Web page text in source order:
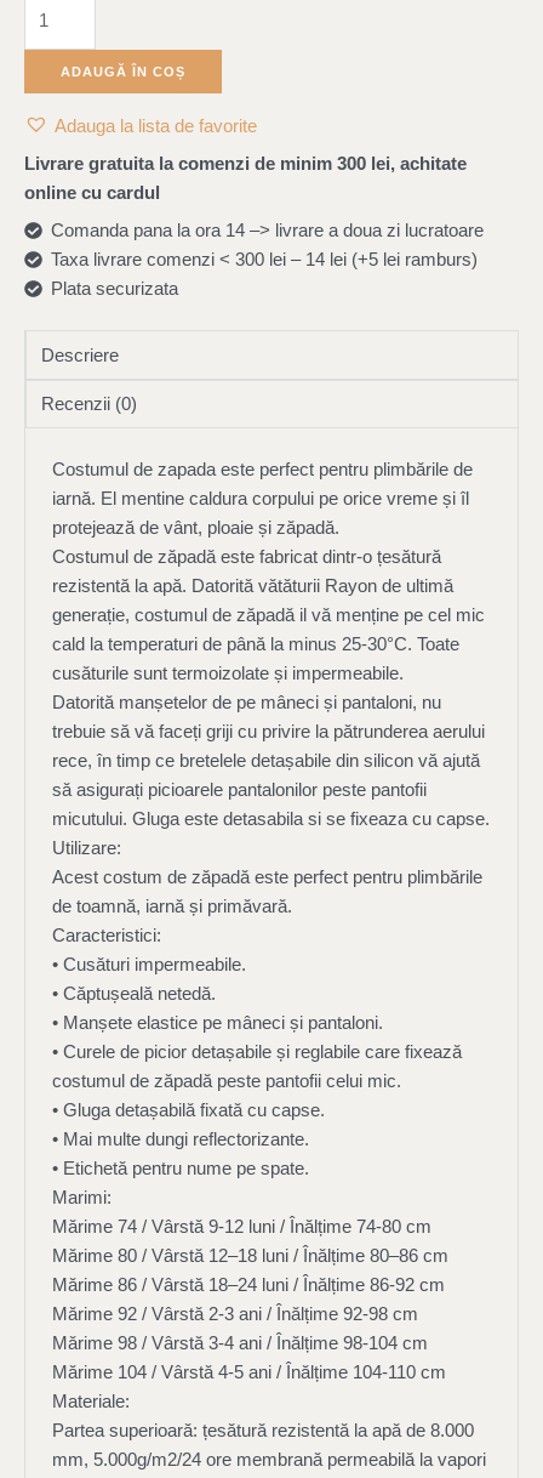
ADAUGĂ ÎN COȘ
Adauga la lista de favorite
Livrare gratuita la comenzi de minim 300 lei, achitate
online cu cardul
Comanda pana la ora 14 –> livrare a doua zi lucratoare
Taxa livrare comenzi < 300 lei – 14 lei (+5 lei ramburs)
Plata securizata
Descriere
Recenzii (0)
Costumul de zapada este perfect pentru plimbările de
iarnă. El mentine caldura corpului pe orice vreme și îl
protejează de vânt, ploaie și zăpadă.
Costumul de zăpadă este fabricat dintr-o țesătură
rezistentă la apă. Datorită vătăturii Rayon de ultimă
generație, costumul de zăpadă il vă menține pe cel mic
cald la temperaturi de până la minus 25-30°С. Toate
cusăturile sunt termoizolate și impermeabile.
Datorită manșetelor de pe mâneci și pantaloni, nu
trebuie să vă faceți griji cu privire la pătrunderea aerului
rece, în timp ce bretelele detașabile din silicon vă ajută
să asigurați picioarele pantalonilor peste pantofii
micutului. Gluga este detasabila si se fixeaza cu capse.
Utilizare:
Acest costum de zăpadă este perfect pentru plimbările
de toamnă, iarnă și primăvară.
Caracteristici:
• Cusături impermeabile.
• Căptușeală netedă.
• Manșete elastice pe mâneci și pantaloni.
• Curele de picior detașabile și reglabile care fixează
costumul de zăpadă peste pantofii celui mic.
• Gluga detașabilă fixată cu capse.
• Mai multe dungi reflectorizante.
• Etichetă pentru nume pe spate.
Marimi:
Mărime 74 / Vârstă 9-12 luni / Înălțime 74-80 cm
Mărime 80 / Vârstă 12–18 luni / Înălțime 80–86 cm
Mărime 86 / Vârstă 18–24 luni / Înălțime 86-92 cm
Mărime 92 / Vârstă 2-3 ani / Înălțime 92-98 cm
Mărime 98 / Vârstă 3-4 ani / Înălțime 98-104 cm
Mărime 104 / Vârstă 4-5 ani / Înălțime 104-110 cm
Materiale:
Partea superioară: țesătură rezistentă la apă de 8.000
mm, 5.000g/m2/24 ore membrană permeabilă la vapori